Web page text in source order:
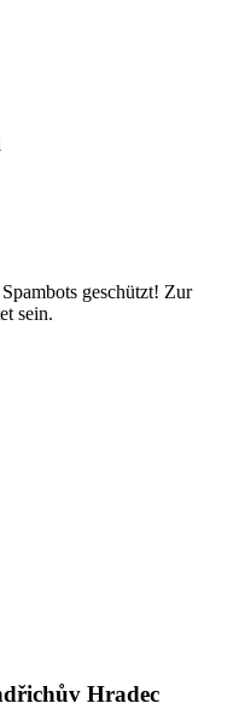
geschützt! Zur
sein.
Hradec